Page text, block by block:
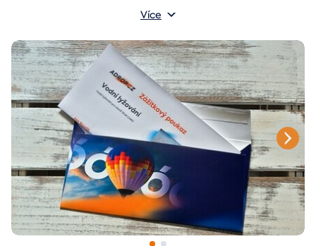
ваше ім'я та напис, який ви можете написати
просто роздрукувати, вирізати та склеїти, також
буде надіслано в електронному листі.
Více